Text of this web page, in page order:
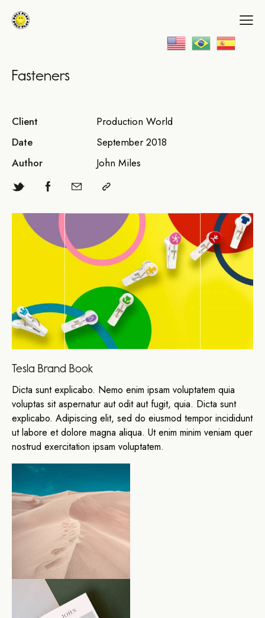
Fasteners
Tesla Brand Book
Dicta sunt explicabo. Nemo enim ipsam voluptatem quia
voluptas sit aspernatur aut odit aut fugit, quia. Dicta sunt
explicabo. Adipiscing elit, sed do eiusmod tempor incididunt
ut labore et dolore magna aliqua. Ut enim minim veniam quer
nostrud exercitation ipsam voluptatem.
Client
Production World
Date
September 2018
Author
John Miles